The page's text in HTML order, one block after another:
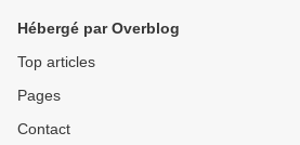
Debord le compagnon de
beuverie de Marcel
Hébergé par Overblog
Top articles
Pages
Contact